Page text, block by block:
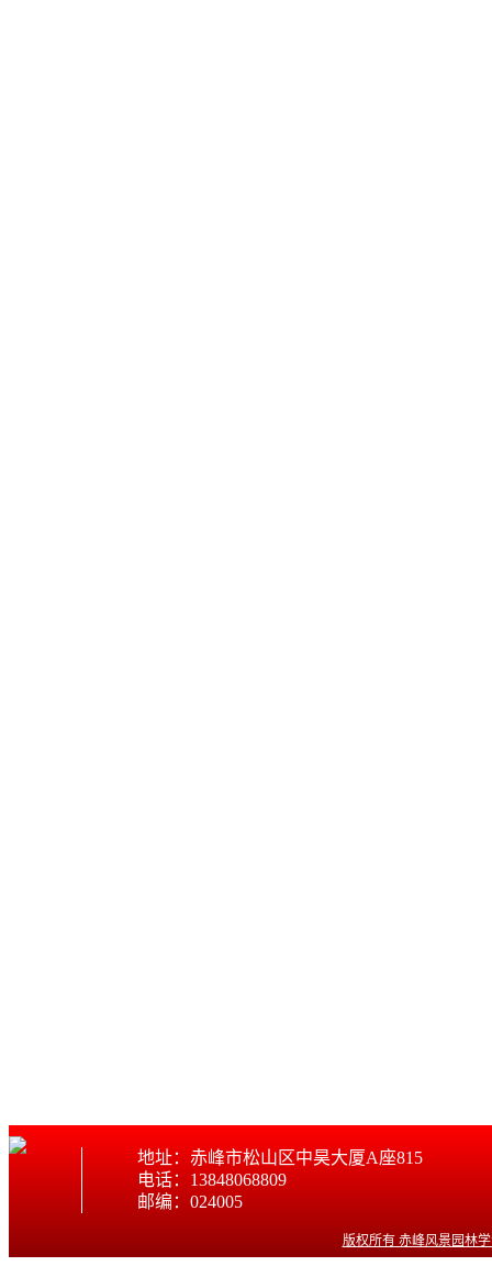
地址：赤峰市松山区中昊大厦A座815
电话：13848068809
邮编：024005
版权所有 赤峰风景园林